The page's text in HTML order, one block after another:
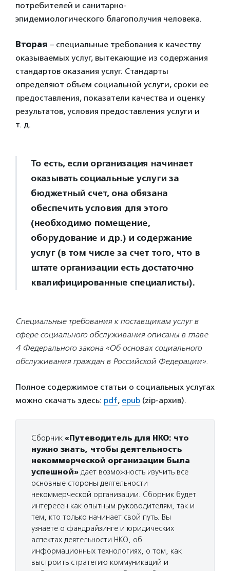
потребителей и санитарно-
эпидемиологического благополучия человека.
Вторая – специальные требования к качеству
оказываемых услуг, вытекающие из содержания
стандартов оказания услуг. Стандарты
определяют объем социальной услуги, сроки ее
предоставления, показатели качества и оценку
результатов, условия предоставления услуги и
т. д.
То есть, если организация начинает
оказывать социальные услуги за
бюджетный счет, она обязана
обеспечить условия для этого
(необходимо помещение,
оборудование и др.) и содержание
услуг (в том числе за счет того, что в
штате организации есть достаточно
квалифицированные специалисты).
Специальные требования к поставщикам услуг в
сфере социального обслуживания описаны в главе
4 Федерального закона «Об основах социального
обслуживания граждан в Российской Федерации».
Полное содержимое статьи о социальных услугах
можно скачать здесь: pdf, epub (zip-архив).
Сборник «Путеводитель для НКО: что
нужно знать, чтобы деятельность
некоммерческой организации была
успешной» дает возможность изучить все
основные стороны деятельности
некоммерческой организации. Сборник будет
интересен как опытным руководителям, так и
тем, кто только начинает свой путь. Вы
узнаете о фандрайзинге и юридических
аспектах деятельности НКО, об
информационных технологиях, о том, как
выстроить стратегию коммуникаций и